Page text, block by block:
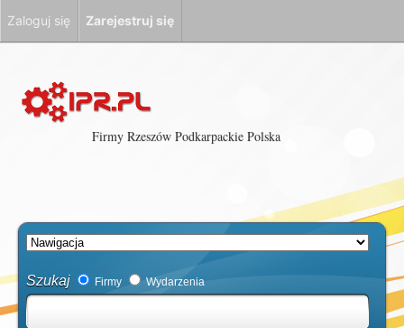
Firmy Rzeszów Podkarpackie Polska
Szukaj Firmy Wydarzenia
Zaloguj się Zarejestruj się